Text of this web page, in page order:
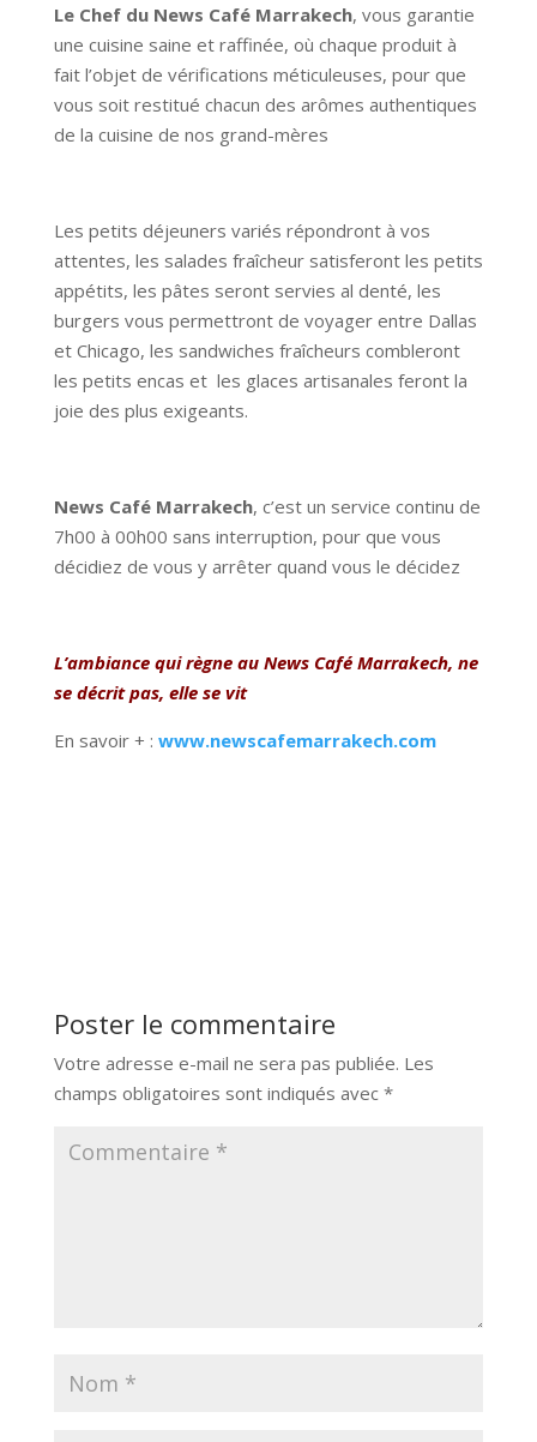
Le Chef du News Café Marrakech, vous garantie
une cuisine saine et raffinée, où chaque produit à
fait l’objet de vérifications méticuleuses, pour que
vous soit restitué chacun des arômes authentiques
de la cuisine de nos grand-mères
Les petits déjeuners variés répondront à vos
attentes, les salades fraîcheur satisferont les petits
appétits, les pâtes seront servies al denté, les
burgers vous permettront de voyager entre Dallas
et Chicago, les sandwiches fraîcheurs combleront
les petits encas et les glaces artisanales feront la
joie des plus exigeants.
News Café Marrakech, c’est un service continu de
7h00 à 00h00 sans interruption, pour que vous
décidiez de vous y arrêter quand vous le décidez
L’ambiance qui règne au News Café Marrakech, ne
se décrit pas, elle se vit
En savoir + : www.newscafemarrakech.com
Poster le commentaire
Votre adresse e-mail ne sera pas publiée. Les
champs obligatoires sont indiqués avec *